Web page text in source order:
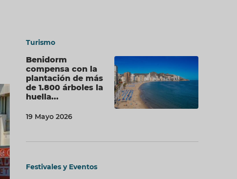
Turismo
Benidorm
compensa con la
plantación de más
de 1.800 árboles la
huella...
19 Mayo 2026
Festivales y Eventos